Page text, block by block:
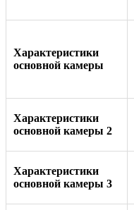
Характеристики
основной камеры
Характеристики
основной камеры 2
Характеристики
основной камеры 3